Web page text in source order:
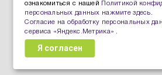
Согласие Пользователя на
данных
Согласие на обработку
сервиса
ознакомиться с нашей
Политикой
персональных данных нажмите здесь .
Согласие на обработку персональных
сервиса «Яндекс.Метрика» .
Я согласен